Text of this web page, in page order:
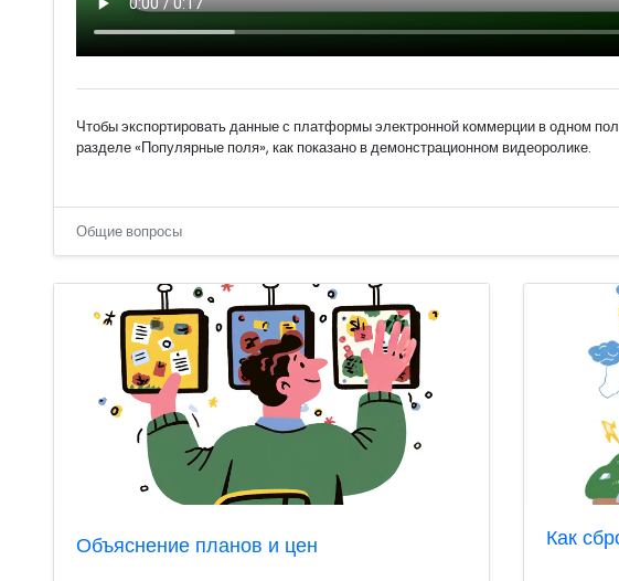
Чтобы экспортировать данные с платформы электронной коммерции в одном
разделе «Популярные поля», как показано в демонстрационном видеоролике.
Общие вопросы
Объяснение планов и цен Как